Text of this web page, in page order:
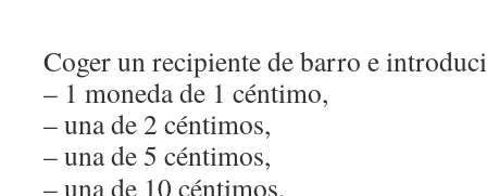
Coger un recipiente de barro e
– 1 moneda de 1 céntimo,
– una de 2 céntimos,
– una de 5 céntimos,
– una de 10céntimos,